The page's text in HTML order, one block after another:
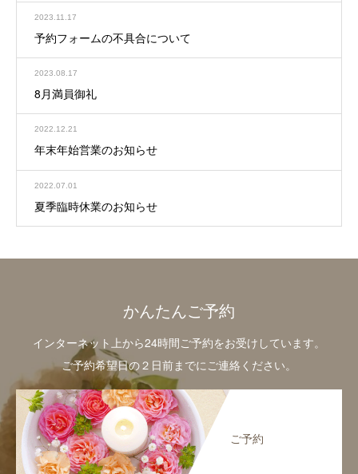
2023.11.17
予約フォームの不具合について
2023.08.17
8月満員御礼
2022.12.21
年末年始営業のお知らせ
2022.07.01
夏季臨時休業のお知らせ
かんたんご予約
インターネット上から24時間ご予約をお受けしています。
ご予約希望日の２日前までにご連絡ください。
ご予約